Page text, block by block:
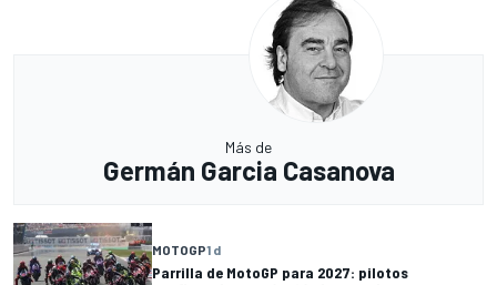
Más de
Germán Garcia Casanova
MOTOGP1 d
Parrilla de MotoGP para 2027: pilotos